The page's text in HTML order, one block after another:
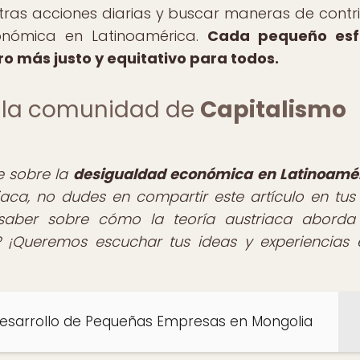
acciones diarias y buscar maneras de
en Latinoamérica. Cada pequeño
más justo y equitativo para todos.
comunidad de Capitalismo
sobre la desigualdad económica en
no dudes en compartir este artículo en tus
sobre cómo la teoría austriaca
escuchar tus ideas y experiencias
de Pequeñas Empresas en Mongolia